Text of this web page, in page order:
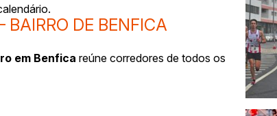
BAIRRO DE BENFICA
em Benfica reúne corredores de todos os